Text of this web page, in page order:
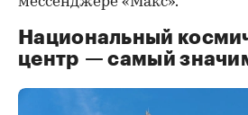
Национальный
центр — самый